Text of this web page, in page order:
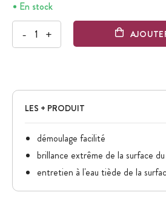
En stock
- +
LES + PRODUIT
démoulage facilité
brillance extrême de la surface
entretien à l'eau tiède de la